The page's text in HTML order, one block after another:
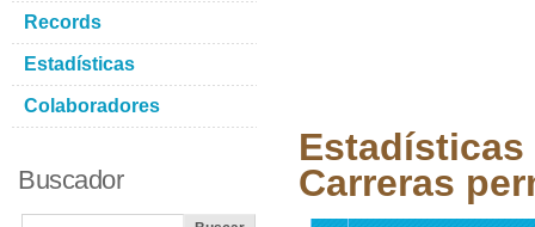
Carreras
Records
Estadísticas
Colaboradores
Buscador